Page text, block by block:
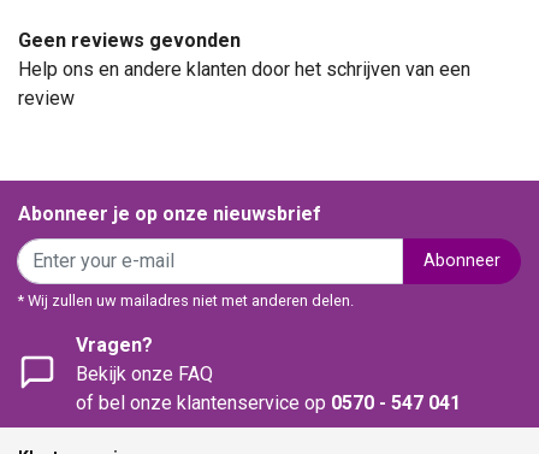
Geen reviews gevonden
Help ons en andere klanten door het schrijven van een
review
Abonneer je op onze nieuwsbrief
Abonneer
* Wij zullen uw mailadres niet met anderen delen.
Vragen?
Bekijk onze FAQ
of bel onze klantenservice op 0570 - 547 041